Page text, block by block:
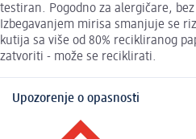
testiran. Pogodno za alergičare,
Izbegavanjem mirisa smanjuje se
kutija sa više od 80% recikliranog
zatvoriti - može se reciklirati.
Upozorenje o opasnosti